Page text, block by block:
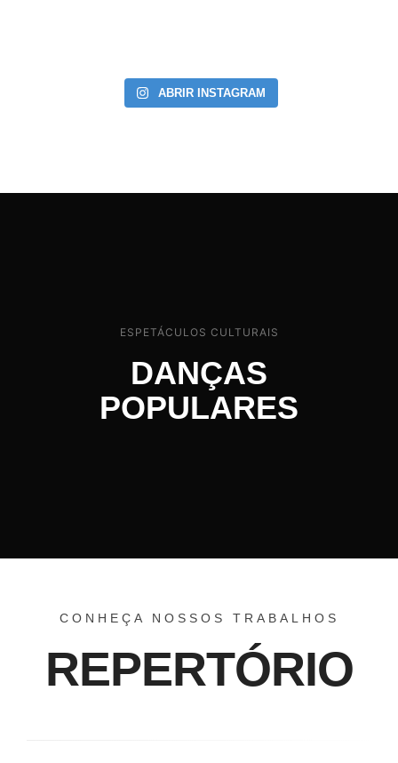
ABRIR INSTAGRAM
ESPETÁCULOS CULTURAIS
DANÇAS
POPULARES
CONHEÇA NOSSOS TRABALHOS
REPERTÓRIO